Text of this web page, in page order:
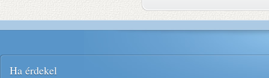
Ha érdekel